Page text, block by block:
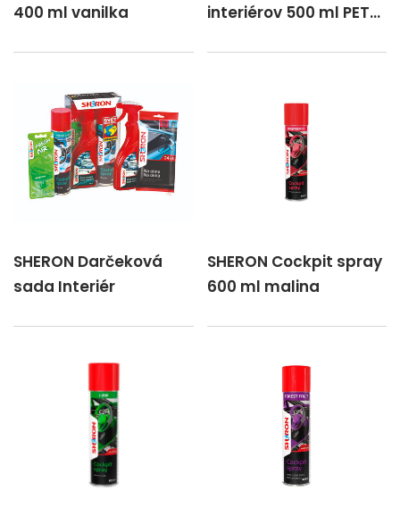
400 ml vanilka
interiérov 500 ml PET-
SHERON Darčeková
sada Interiér
SHERON Cockpit spray
600 ml malina